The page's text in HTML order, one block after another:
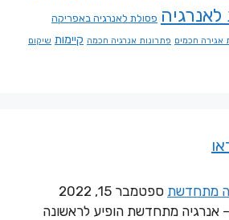
פסולת לאנרגיה באפריקה
אגירה חכמים פתרונות אנרגיה חכמה קיימות שיקום
מתחדשת ספטמבר 15, 2022
אנרגיה מתחדשת הופיע לראשונה